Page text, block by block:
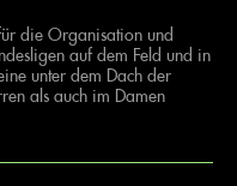
die Organisation und
auf dem Feld und in
unter dem Dach der
als auch im Damen